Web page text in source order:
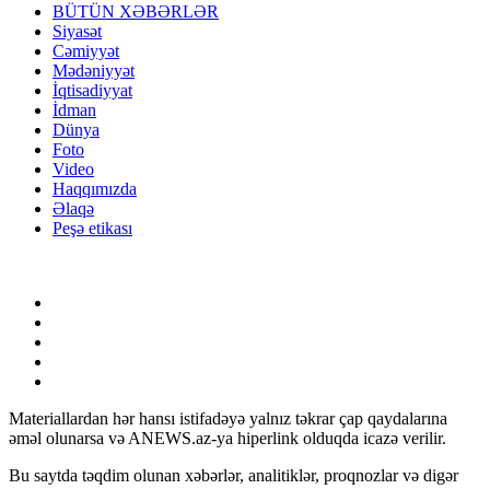
BÜTÜN XƏBƏRLƏR
Siyasət
Cəmiyyət
Mədəniyyət
İqtisadiyyat
İdman
Dünya
Foto
Video
Haqqımızda
Əlaqə
Peşə etikası
Materiallardan hər hansı istifadəyə yalnız təkrar çap qaydalarına
əməl olunarsa və ANEWS.az-ya hiperlink olduqda icazə verilir.
Bu saytda təqdim olunan xəbərlər, analitiklər, proqnozlar və digər